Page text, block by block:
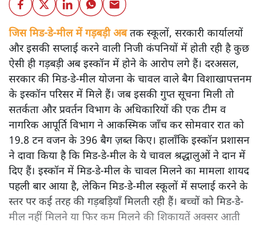
जिस मिड-डे-मील में गड़बड़ी अबतक स्कूलों, सरकारी कार्यालयों
और इसकी सप्लाई करने वाली निजी कंपनियों में होती रही है कुछ
ऐसी ही गड़बड़ी अब इस्कॉन में होने के आरोप लगे हैं। दरअसल,
सरकार की मिड-डे-मील योजना के चावल वाले बैग विशाखापत्तनम
के इस्कॉन परिसर में मिले हैं। जब इसकी गुप्त सूचना मिली तो
सतर्कता और प्रवर्तन विभाग के अधिकारियों की एक टीम व
नागरिक आपूर्ति विभाग ने आकस्मिक जाँच कर सोमवार रात को
19.8 टन वजन के 396 बैग ज़ब्त किए। हालाँकि इस्कॉन प्रशासन
ने दावा किया है कि मिड-डे-मील के ये चावल श्रद्धालुओं ने दान में
दिए हैं। इस्कॉन में मिड-डे-मील के चावल मिलने का मामला शायद
पहली बार आया है, लेकिन मिड-डे-मील स्कूलों में सप्लाई करने के
स्तर पर कई तरह की गड़बड़ियाँ मिलती रही हैं। बच्चों को मिड-डे-
मील नहीं मिलने या फिर कम मिलने की शिकायतें अक्सर आती